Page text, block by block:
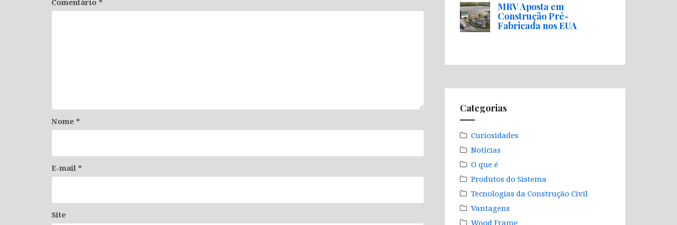
Comentário *
Nome *
E-mail *
Site
MRV Aposta em
Construção Pré-
Fabricada nos EUA
Categorias
Curiosidades
Notícias
O que é
Produtos do Sistema
Tecnologias da Construção Civil
Vantagens
Wood Frame